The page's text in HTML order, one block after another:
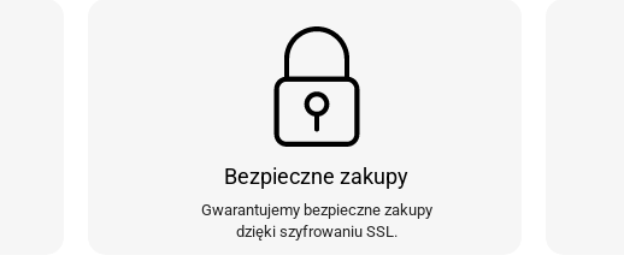
Bezpieczne zakupy
Gwarantujemy bezpieczne zakupy
dzięki szyfrowaniu SSL.